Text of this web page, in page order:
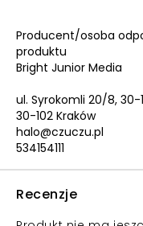
Producent/osoba
produktu
Bright Junior Media
ul. Syrokomli 20/8, 30-
30-102 Kraków
halo@czuczu.pl
534154111
Recenzje